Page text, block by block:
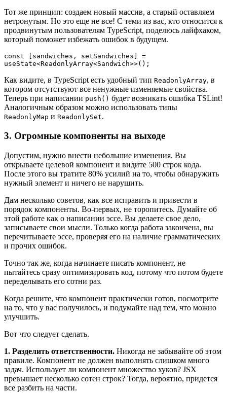
Тот же принцип: создаем новый массив, а старый оставляем
нетронутым. Но это еще не все! С теми из вас, кто относится к
продвинутым пользователям TypeScript, поделюсь лайфхаком,
который поможет избежать ошибок в будущем.
const [sandwiches, setSandwiches] =
useState<ReadonlyArray<Sandwich>>();
Как видите, в TypeScript есть удобный тип ReadonlyArray, в
котором отсутствуют все ненужные изменяемые свойства.
Теперь при написании push() будет возникать ошибка TSLint!
Аналогичным образом можно использовать типы
ReadonlyMap и ReadonlySet.
3. Огромные компоненты на выходе
Допустим, нужно внести небольшие изменения. Вы
открываете целевой компонент и видите 500 строк кода.
После этого вы тратите 80% усилий на то, чтобы обнаружить
нужный элемент и ничего не нарушить.
Дам несколько советов, как все исправить и привести в
порядок компоненты. Во-первых, не торопитесь. Думайте об
этой работе как о написании эссе. Вы делаете свое дело,
записываете свои мысли. Только когда работа закончена, вы
перечитываете эссе, проверяя его на наличие грамматических
и прочих ошибок.
Точно так же, когда начинаете писать компонент, не
пытайтесь сразу оптимизировать код, потому что потом будете
переделывать его сотни раз.
Когда решите, что компонент практически готов, посмотрите
на то, что у вас получилось, и подумайте над тем, что можно
улучшить.
Вот что следует сделать.
1. Разделить ответственности. Никогда не забывайте об этом
правиле. Компонент не должен выполнять слишком много
задач. Использует ли компонент множество хуков? JSX
превышает несколько сотен строк? Тогда, вероятно, придется
все разбить на части.